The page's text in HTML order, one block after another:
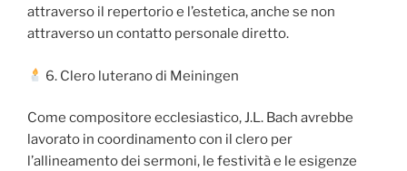
attraverso il repertorio e l’estetica, anche se non
attraverso un contatto personale diretto.
6. Clero luterano di Meiningen
Come compositore ecclesiastico, J.L. Bach avrebbe
lavorato in coordinamento con il clero per
l’allineamento dei sermoni, le festività e le esigenze